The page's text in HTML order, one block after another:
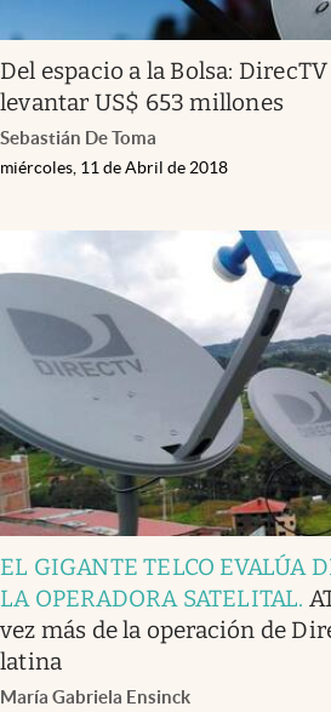
Del espacio a la Bolsa:
levantar US$ 653 millones
Sebastián De Toma
miércoles, 11 de Abril de 2018
EL GIGANTE TELCO EVALÚA
LA OPERADORA SATELITAL.
vez más de la operación de
latina
María Gabriela Ensinck